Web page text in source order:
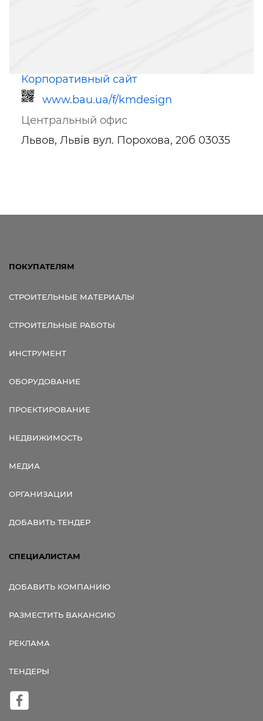
Корпоративный сайт
www.bau.ua/f/kmdesign
Центральный офис
Львов, Львів вул. Порохова, 20б 03035
ПОКУПАТЕЛЯМ
СТРОИТЕЛЬНЫЕ МАТЕРИАЛЫ
СТРОИТЕЛЬНЫЕ РАБОТЫ
ИНСТРУМЕНТ
ОБОРУДОВАНИЕ
ПРОЕКТИРОВАНИЕ
НЕДВИЖИМОСТЬ
МЕДИА
ОРГАНИЗАЦИИ
ДОБАВИТЬ ТЕНДЕР
СПЕЦИАЛИСТАМ
ДОБАВИТЬ КОМПАНИЮ
РАЗМЕСТИТЬ ВАКАНСИЮ
РЕКЛАМА
ТЕНДЕРЫ